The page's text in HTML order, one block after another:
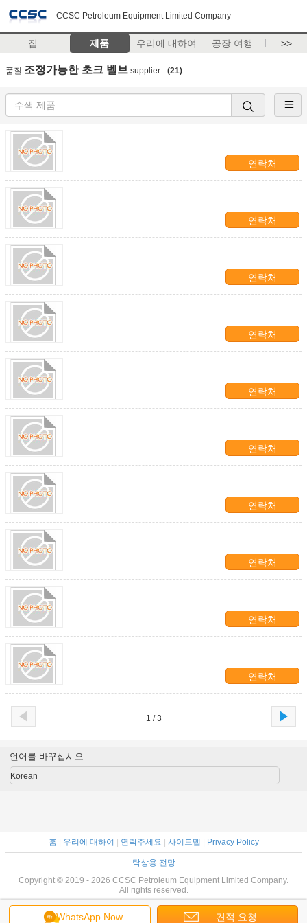
CCSC Petroleum Equipment Limited Company
집 제품 우리에 대하여 공장 여행 >>
품질 조정가능한 초크 벨브 supplier. (21)
연락처
연락처
연락처
연락처
연락처
연락처
연락처
연락처
연락처
연락처
1 / 3
WhatsApp Now 견적 요청
언어를 바꾸십시오
Korean
홈 우리에 대하여 연락주세요 사이트맵 Privacy Policy
탁상용 전망
Copyright © 2019 - 2026 CCSC Petroleum Equipment Limited Company.
All rights reserved.